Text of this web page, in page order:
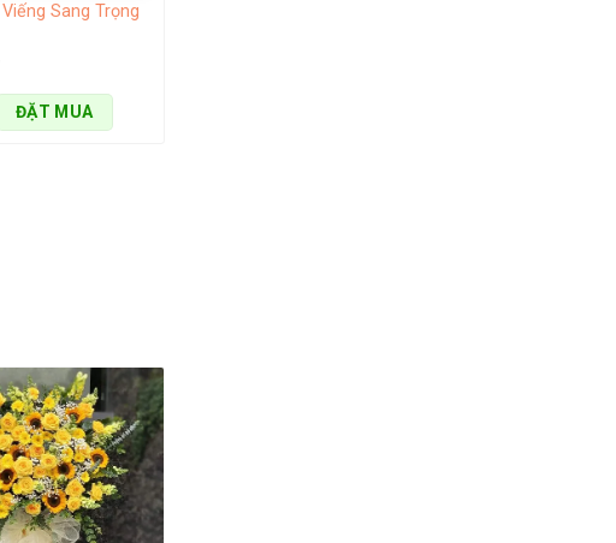
Sang Trọng
ĐẶT MUA